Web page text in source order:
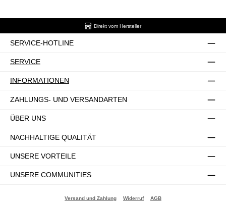
Direkt vom Hersteller
SERVICE-HOTLINE
SERVICE
INFORMATIONEN
ZAHLUNGS- UND VERSANDARTEN
ÜBER UNS
NACHHALTIGE QUALITÄT
UNSERE VORTEILE
UNSERE COMMUNITIES
Versand und Zahlung Widerruf AGB